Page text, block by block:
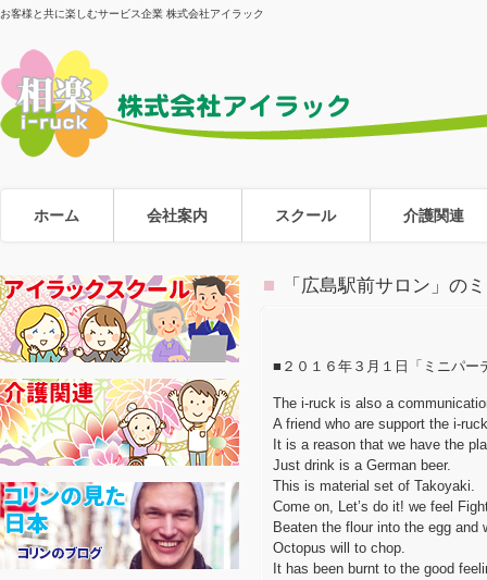
お客様と共に楽しむサービス企業 株式会社アイラック
ホーム 会社案内 スクール 介護関連
「広島駅前サロン」の
■２０１６年３月１日「ミニパー
The i-ruck is also a
A friend who are support the i-
It is a reason that we have the
Just drink is a German beer.
This is material set of Takoyaki.
Come on, Let’s do it! we feel
Beaten the flour into the egg and
Octopus will to chop.
It has been burnt to the good